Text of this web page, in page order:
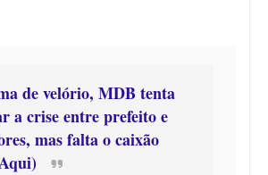
de velório, MDB tenta
a crise entre prefeito e
mas falta o caixão